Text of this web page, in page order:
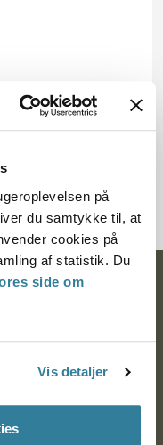
på
du samtykke til, at
cookies på
af statistik. Du
side om
Vis detaljer